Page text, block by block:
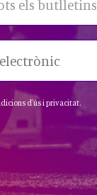
els butlletins
d'ús i privacitat.